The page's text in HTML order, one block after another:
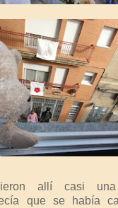
allí casi una
que se había